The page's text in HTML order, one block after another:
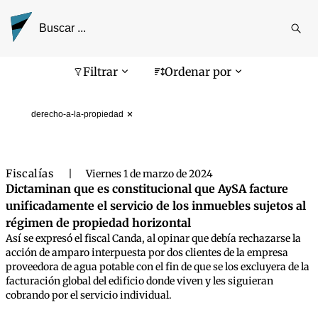
Filtrar Ordenar por
derecho-a-la-propiedad
Pantalla de búsqueda
Fiscalías Viernes 1 de marzo de 2024
Dictaminan que es constitucional que AySA facture
unificadamente el servicio de los inmuebles sujetos al
régimen de propiedad horizontal
Así se expresó el fiscal Canda, al opinar que debía rechazarse la
acción de amparo interpuesta por dos clientes de la empresa
proveedora de agua potable con el fin de que se los excluyera de la
facturación global del edificio donde viven y les siguieran
cobrando por el servicio individual.